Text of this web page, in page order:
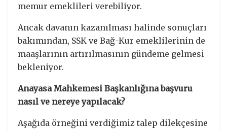
memur emeklileri verebiliyor.
Ancak davanın kazanılması halinde sonuçları
bakımından, SSK ve Bağ-Kur emeklilerinin de
maaşlarının artırılmasının gündeme gelmesi
bekleniyor.
Anayasa Mahkemesi Başkanlığına başvuru
nasıl ve nereye yapılacak?
Aşağıda örneğini verdiğimiz talep dilekçesine